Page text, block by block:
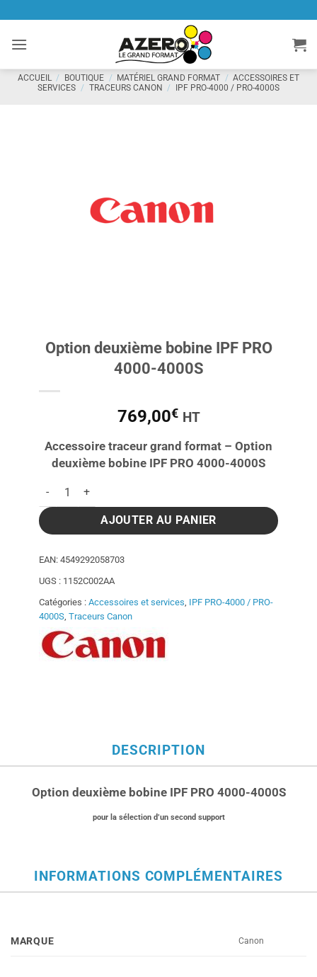
contenu
ACCUEIL / BOUTIQUE / MATÉRIEL GRAND FORMAT / ACCESSOIRES ET
SERVICES / TRACEURS CANON / IPF PRO-4000 / PRO-4000S
Option deuxième bobine IPF PRO
4000-4000S
769,00€ HT
Accessoire traceur grand format – Option
deuxième bobine IPF PRO 4000-4000S
quantité de Option deuxième bobine IPF PRO 4000-4000S
AJOUTER AU PANIER
EAN: 4549292058703
UGS : 1152C002AA
Catégories : Accessoires et services IPF PRO-4000 / PRO-
4000S Traceurs Canon
DESCRIPTION
Option deuxième bobine IPF PRO 4000-4000S
pour la sélection d’un second support
INFORMATIONS COMPLÉMENTAIRES
MARQUE Canon